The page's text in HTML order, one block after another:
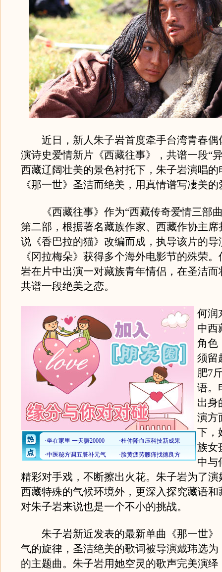
近日，新人朱子岩首度牵手台湾青春偶
演诗史爱情新片《西藏往事》，共谱一段“
西藏辽阔壮美的景色衬托下，朱子岩演唱的
《那一世》圣洁而绝美，用真情谱写凄美
《西藏往事》作为“西藏传奇爱情三部曲
第二部，根据著名藏族作家、西藏作协主席
说《香巴拉的猫》改编而成，执导该片的导
《冈拉梅朵》获得多个海外电影节的殊荣
岩在片中出演一对藏族青年情侣，在圣洁而
共谱一段绝美之恋。
何润
中西
角色
须留
肥7
语。
出身
演方
下，
族女
中与
精彩对手戏，不断擦出火花。朱子岩为了演
西藏特殊的气候环境外，更深入探究藏语和
对朱子岩来说也是一个不小的挑战。
朱子岩新近发表的最新单曲《那一世》
气的旋律，圣洁绝美的歌词被导演戴玮选为
的主题曲。朱子岩用她空灵的歌声完美演绎